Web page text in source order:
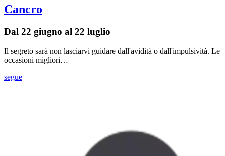
Cancro
Dal 22 giugno al 22 luglio
Il segreto sarà non lasciarvi guidare dall'avidità o dall'impulsività. Le
occasioni migliori…
segue